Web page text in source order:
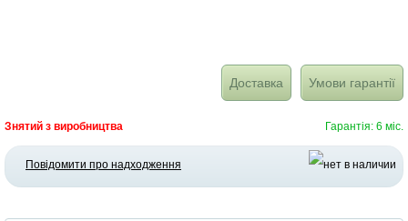
Доставка Умови гарантії
Знятий з виробництва Гарантія: 6 міс.
Повідомити про надходження